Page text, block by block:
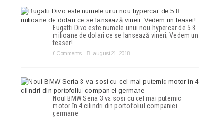
Bugatti Divo este numele unui nou hypercar de 5.8
milioane de dolari ce se lansează vineri; Vedem un
teaser!
0 Comments august 21, 2018
Noul BMW Seria 3 va sosi cu cel mai puternic
motor în 4 cilindri din portofoliul companiei
germane